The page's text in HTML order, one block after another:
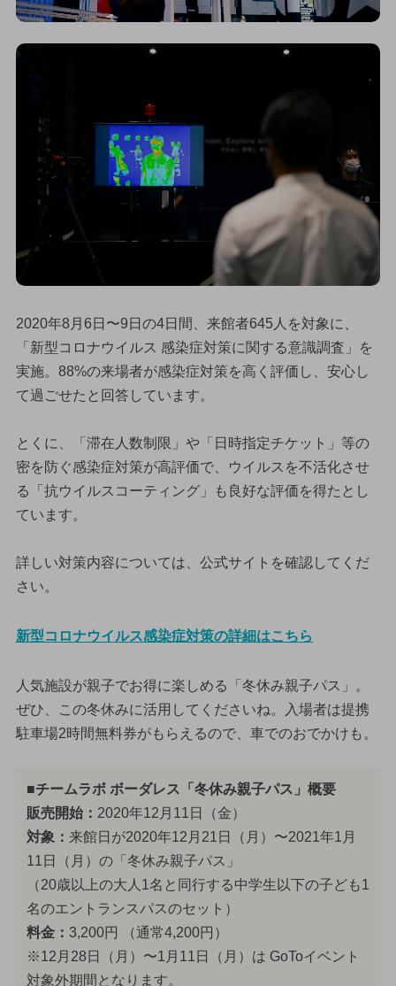
2020年8月6日〜9日の4日間、来館者645人を対象に、
「新型コロナウイルス 感染症対策に関する意識調査」を
実施。88%の来場者が感染症対策を高く評価し、安心し
て過ごせたと回答しています。
とくに、「滞在人数制限」や「日時指定チケット」等の
密を防ぐ感染症対策が高評価で、ウイルスを不活化させ
る「抗ウイルスコーティング」も良好な評価を得たとし
ています。
詳しい対策内容については、公式サイトを確認してくだ
さい。
新型コロナウイルス感染症対策の詳細はこちら
人気施設が親子でお得に楽しめる「冬休み親子パス」。
ぜひ、この冬休みに活用してくださいね。入場者は提携
駐車場2時間無料券がもらえるので、車でのおでかけも。
■チームラボ ボーダレス「冬休み親子パス」概要
販売開始： 2020年12月11日（金）
対象： 来館日が2020年12月21日（月）〜2021年1月
11日（月）の「冬休み親子パス」
（20歳以上の大人1名と同行する中学生以下の子ども1
名のエントランスパスのセット）
料金： 3,200円 （通常4,200円）
※12月28日（月）〜1月11日（月）は GoToイベント
対象外期間となります。